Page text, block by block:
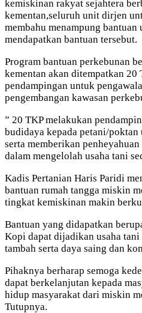
kemiskinan rakyat sejahtera
kementan,seluruh unit dirjen
membahu menampung bantuan
mendapatkan bantuan tersebut.
Program bantuan perkebunan
kementan akan ditempatkan 20
pendampingan untuk
pengembangan kawasan
” 20 TKP melakukan
budidaya kepada petani/
serta memberikan
dalam mengelolah usaha tani
Kadis Pertanian Haris Paridi
bantuan rumah tangga miskin
tingkat kemiskinan makin
Bantuan yang didapatkan
Kopi dapat dijadikan usaha
tambah serta daya saing dan
Pihaknya berharap semoga
dapat berkelanjutan kepada
hidup masyarakat dari miskin
Tutupnya.